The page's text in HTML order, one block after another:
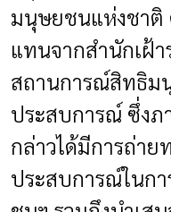
มนุษยชนแห่งชา
แทนจากสำนักเฝ้า
สถานการณ์สิทธิม
ประสบการณ์ ซึ่งภ
กล่าวได้มีการถ่า
ประสบการณ์ในก